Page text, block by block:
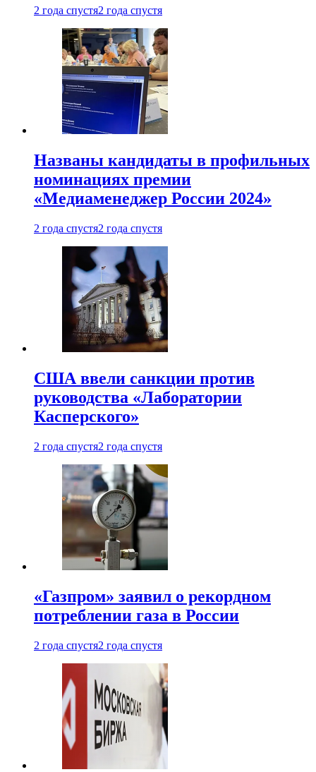
2 года спустя2 года спустя
Названы кандидаты в профильных
номинациях премии
«Медиаменеджер России 2024»
2 года спустя2 года спустя
США ввели санкции против
руководства «Лаборатории
Касперского»
2 года спустя2 года спустя
«Газпром» заявил о рекордном
потреблении газа в России
2 года спустя2 года спустя